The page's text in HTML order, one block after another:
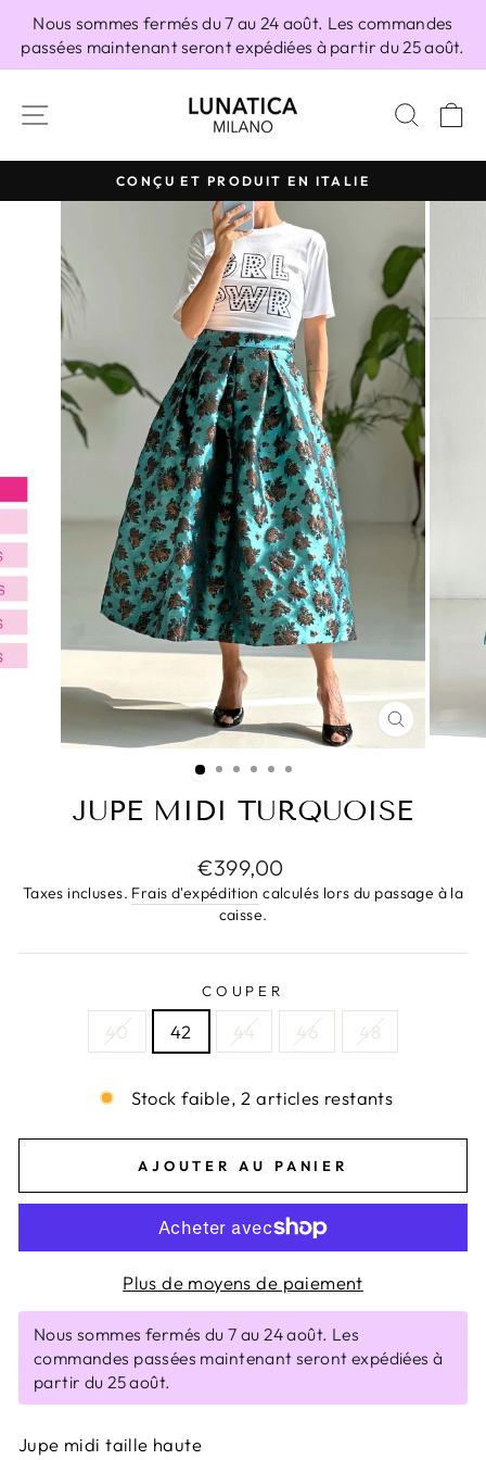
contenu
Nous sommes fermés du 7 au 24 août. Les commandes
passées maintenant seront expédiées à partir du 25 août.
Diaporama
Pause
CONÇU ET PRODUIT EN ITALIE
FERMER
(ESC)
JUPE MIDI TURQUOISE
Prix
régulier
€399,00
Taxes incluses. Frais d'expédition calculés lors du passage à la
caisse.
COUPER
40 42 44 46 48
Stock faible, 2 articles restants
AJOUTER AU PANIER
Plus de moyens de paiement
Nous sommes fermés du 7 au 24 août. Les
commandes passées maintenant seront expédiées à
partir du 25 août.
Jupe midi taille haute